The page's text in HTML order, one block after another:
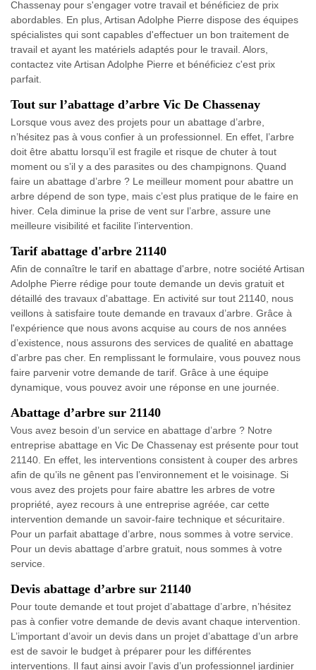
Chassenay pour s'engager votre travail et bénéficiez de prix
abordables. En plus, Artisan Adolphe Pierre dispose des équipes
spécialistes qui sont capables d'effectuer un bon traitement de
travail et ayant les matériels adaptés pour le travail. Alors,
contactez vite Artisan Adolphe Pierre et bénéficiez c'est prix
parfait.
Tout sur l’abattage d’arbre Vic De Chassenay
Lorsque vous avez des projets pour un abattage d’arbre,
n’hésitez pas à vous confier à un professionnel. En effet, l’arbre
doit être abattu lorsqu’il est fragile et risque de chuter à tout
moment ou s’il y a des parasites ou des champignons. Quand
faire un abattage d’arbre ? Le meilleur moment pour abattre un
arbre dépend de son type, mais c’est plus pratique de le faire en
hiver. Cela diminue la prise de vent sur l’arbre, assure une
meilleure visibilité et facilite l’intervention.
Tarif abattage d'arbre 21140
Afin de connaître le tarif en abattage d'arbre, notre société Artisan
Adolphe Pierre rédige pour toute demande un devis gratuit et
détaillé des travaux d'abattage. En activité sur tout 21140, nous
veillons à satisfaire toute demande en travaux d’arbre. Grâce à
l'expérience que nous avons acquise au cours de nos années
d’existence, nous assurons des services de qualité en abattage
d'arbre pas cher. En remplissant le formulaire, vous pouvez nous
faire parvenir votre demande de tarif. Grâce à une équipe
dynamique, vous pouvez avoir une réponse en une journée.
Abattage d’arbre sur 21140
Vous avez besoin d’un service en abattage d’arbre ? Notre
entreprise abattage en Vic De Chassenay est présente pour tout
21140. En effet, les interventions consistent à couper des arbres
afin de qu’ils ne gênent pas l’environnement et le voisinage. Si
vous avez des projets pour faire abattre les arbres de votre
propriété, ayez recours à une entreprise agréée, car cette
intervention demande un savoir-faire technique et sécuritaire.
Pour un parfait abattage d’arbre, nous sommes à votre service.
Pour un devis abattage d’arbre gratuit, nous sommes à votre
service.
Devis abattage d’arbre sur 21140
Pour toute demande et tout projet d’abattage d’arbre, n’hésitez
pas à confier votre demande de devis avant chaque intervention.
L’important d’avoir un devis dans un projet d’abattage d’un arbre
est de savoir le budget à préparer pour les différentes
interventions. Il faut ainsi avoir l’avis d’un professionnel jardinier